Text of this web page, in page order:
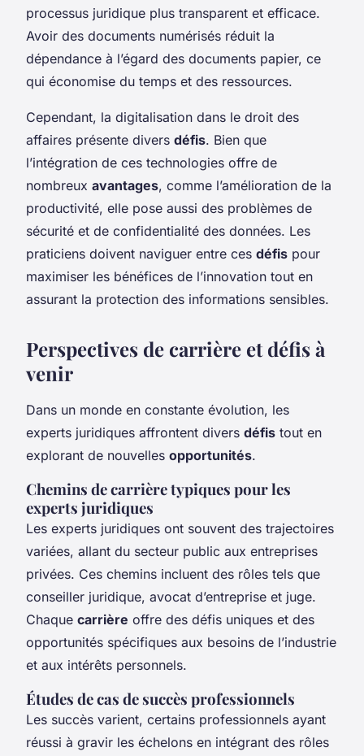
processus juridique plus transparent et efficace.
Avoir des documents numérisés réduit la
dépendance à l’égard des documents papier, ce
qui économise du temps et des ressources.
Cependant, la digitalisation dans le droit des
affaires présente divers défis. Bien que
l’intégration de ces technologies offre de
nombreux avantages, comme l’amélioration de la
productivité, elle pose aussi des problèmes de
sécurité et de confidentialité des données. Les
praticiens doivent naviguer entre ces défis pour
maximiser les bénéfices de l’innovation tout en
assurant la protection des informations sensibles.
Perspectives de carrière et défis à
venir
Dans un monde en constante évolution, les
experts juridiques affrontent divers défis tout en
explorant de nouvelles opportunités.
Chemins de carrière typiques pour les
experts juridiques
Les experts juridiques ont souvent des trajectoires
variées, allant du secteur public aux entreprises
privées. Ces chemins incluent des rôles tels que
conseiller juridique, avocat d’entreprise et juge.
Chaque carrière offre des défis uniques et des
opportunités spécifiques aux besoins de l’industrie
et aux intérêts personnels.
Études de cas de succès professionnels
Les succès varient, certains professionnels ayant
réussi à gravir les échelons en intégrant des rôles